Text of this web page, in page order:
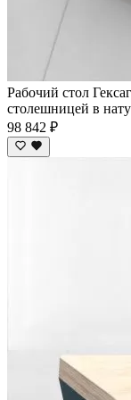
Рабочий стол
столешницей в
98 842 ₽